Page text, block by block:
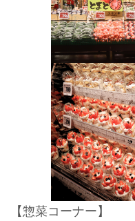
【惣菜コーナー】